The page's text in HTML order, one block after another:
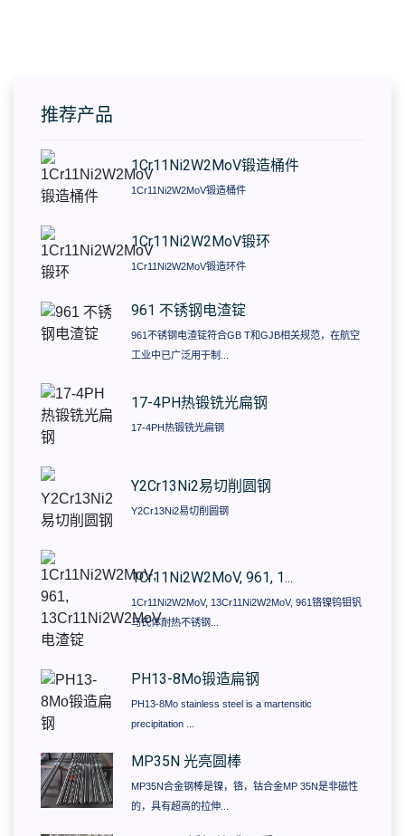
推荐产品
1Cr11Ni2W2MoV锻造桶件
1Cr11Ni2W2MoV锻造桶件
1Cr11Ni2W2MoV锻环
1Cr11Ni2W2MoV锻造环件
961 不锈钢电渣锭
961不锈钢电渣锭符合GB T和GJB相关规范，在航空
工业中已广泛用于制...
17-4PH热锻铣光扁钢
17-4PH热锻铣光扁钢
​Y2Cr13Ni2易切削圆钢
​Y2Cr13Ni2易切削圆钢
1Cr11Ni2W2MoV, 961, 1...
1Cr11Ni2W2MoV, 13Cr11Ni2W2MoV, 961铬镍钨钼钒
马氏体耐热不锈钢...
PH13-8Mo锻造扁钢
PH13-8Mo stainless steel is a martensitic
precipitation ...
MP35N 光亮圆棒
MP35N合金钢棒是镍，铬，钴合金MP 35N是非磁性
的，具有超高的拉伸...